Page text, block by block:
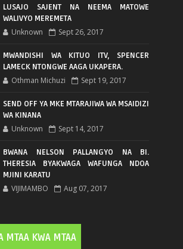
LUSAJO SAJENT NA NEEMA MATOWE
WALIVYO MEREMETA
Unknown Sept 26, 2017
MWANDISHI WA KITUO ITV, SPENCER
LAMECK NTONGWE AAGA UKAPERA.
Othman Michuzi Sept 19, 2017
SEND OFF YA MKE MTARAJIWA WA MSAIDIZI
WA KINANA
Unknown Sept 14, 2017
BWANA NELSON PALLANGYO NA BI.
THERESIA BYAKWAGA WAFUNGA NDOA
MJINI KARATU
VIJIMAMBO Aug 07, 2017
MTAA KWA MTAA